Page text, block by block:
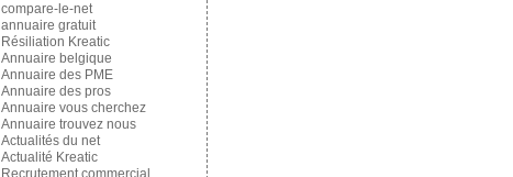
compare-le-net
annuaire gratuit
Résiliation Kreatic
Annuaire belgique
Annuaire des PME
Annuaire des pros
Annuaire vous cherchez
Annuaire trouvez nous
Actualités du net
Actualité Kreatic
Recrutement commercial